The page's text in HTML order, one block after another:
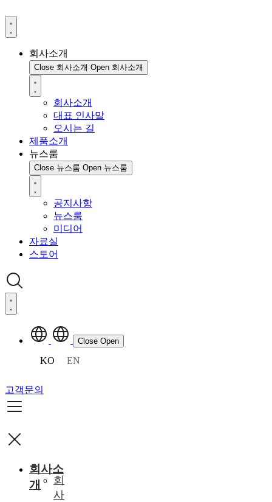
회사소개
Close 회사소개 Open 회사소개
회사소개
대표 인사말
오시는 길
제품소개
뉴스룸
Close 뉴스룸 Open 뉴스룸
공지사항
뉴스룸
미디어
자료실
스토어
Close Open
KO EN
고객문의
회사소
개
회
사